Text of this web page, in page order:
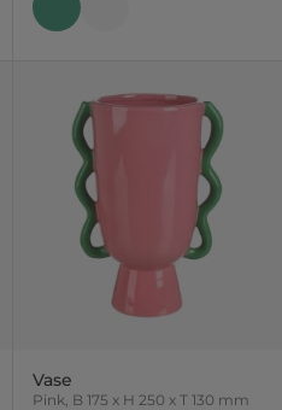
Vase
Pink, B 175 x H 250 x T 130 mm